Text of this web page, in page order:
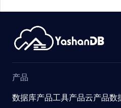
产品
数据库产品工具产品云产品数